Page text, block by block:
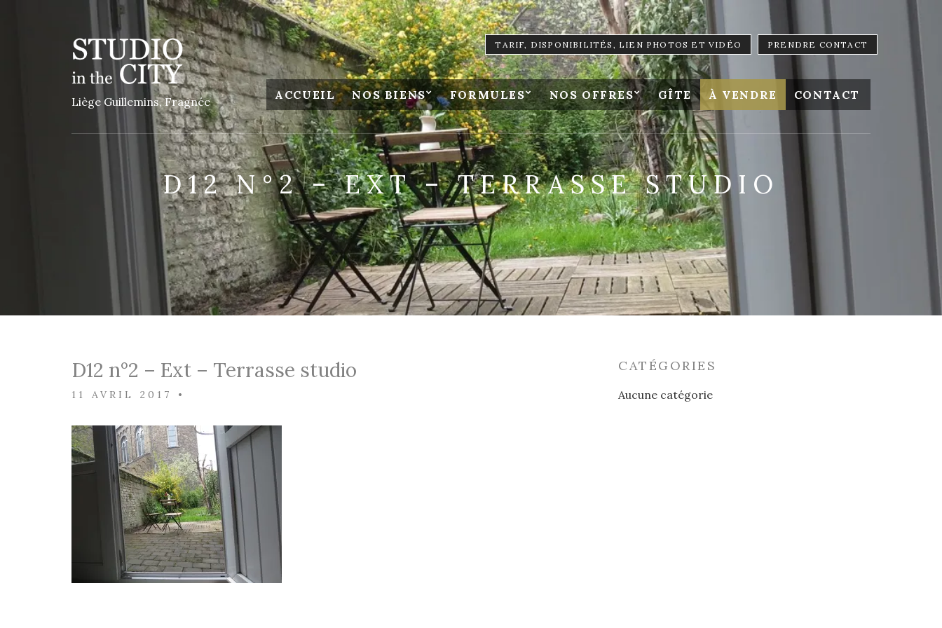
TARIF, DISPONIBILITÉS, LIEN PHOTOS ET VIDÉO PRENDRE CONTACT
Liège Guillemins, Fragnée ACCUEIL NOS BIENS FORMULES NOS OFFRES GÎTE À VENDRE CONTACT
D12 N°2 – EXT – TERRASSE STUDIO
D12 n°2 – Ext – Terrasse studio
11 AVRIL 2017 •
CATÉGORIES
Aucune catégorie